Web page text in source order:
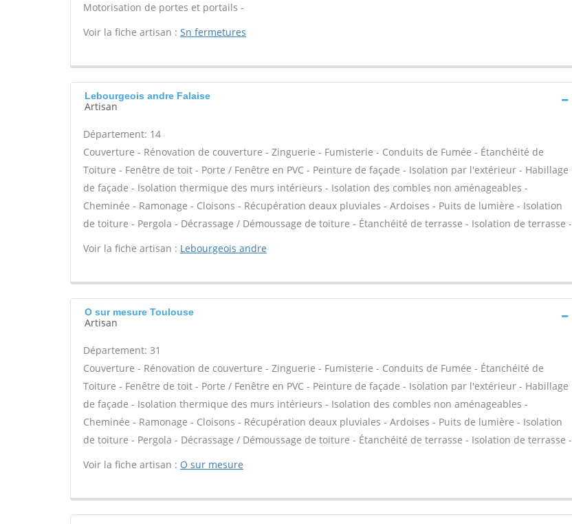
Motorisation de portes et portails -
Voir la fiche artisan : Sn fermetures
Lebourgeois andre Falaise
Artisan
Département: 14
Couverture - Rénovation de couverture - Zinguerie - Fumisterie - Conduits de Fumée - Étanchéité de
Toiture - Fenêtre de toit - Porte / Fenêtre en PVC - Peinture de façade - Isolation par l'extérieur - Habillage
de façade - Isolation thermique des murs intérieurs - Isolation des combles non aménageables -
Cheminée - Ramonage - Cloisons - Récupération deaux pluviales - Ardoises - Puits de lumière - Isolation
de toiture - Pergola - Décrassage / Démoussage de toiture - Étanchéité de terrasse - Isolation de terrasse -
Voir la fiche artisan : Lebourgeois andre
O sur mesure Toulouse
Artisan
Département: 31
Couverture - Rénovation de couverture - Zinguerie - Fumisterie - Conduits de Fumée - Étanchéité de
Toiture - Fenêtre de toit - Porte / Fenêtre en PVC - Peinture de façade - Isolation par l'extérieur - Habillage
de façade - Isolation thermique des murs intérieurs - Isolation des combles non aménageables -
Cheminée - Ramonage - Cloisons - Récupération deaux pluviales - Ardoises - Puits de lumière - Isolation
de toiture - Pergola - Décrassage / Démoussage de toiture - Étanchéité de terrasse - Isolation de terrasse -
Voir la fiche artisan : O sur mesure